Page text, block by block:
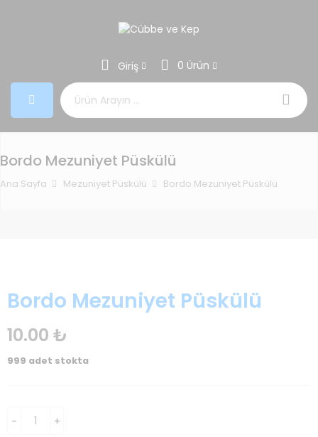
Giriş
0 Ürün
Bordo Mezuniyet Püskülü
Ana Sayfa Mezuniyet Püskülü Bordo Mezuniyet Püskülü
Bordo Mezuniyet Püskülü
10.00 ₺
999 adet stokta